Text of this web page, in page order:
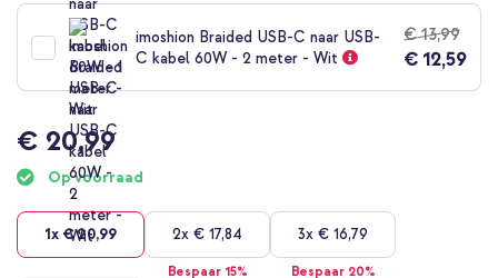
imoshion Braided USB-C naar USB-
C kabel 60W - 2 meter - Wit
€ 13,99
€ 12,59
€ 20,99
Op voorraad
1x € 20,99 2x € 17,84
Bespaar 15%
3x € 16,79
Bespaar 20%